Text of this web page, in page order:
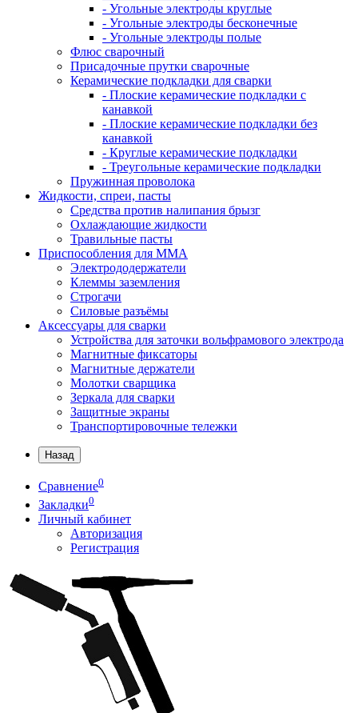
- Угольные электроды круглые
- Угольные электроды бесконечные
- Угольные электроды полые
Флюс сварочный
Присадочные прутки сварочные
Керамические подкладки для сварки
- Плоские керамические подкладки с
канавкой
- Плоские керамические подкладки без
канавкой
- Круглые керамические подкладки
- Треугольные керамические подкладки
Пружинная проволока
Жидкости, спреи, пасты
Средства против налипания брызг
Охлаждающие жидкости
Травильные пасты
Приспособления для ММА
Электрододержатели
Клеммы заземления
Строгачи
Силовые разъёмы
Аксессуары для сварки
Устройства для заточки вольфрамового электрода
Магнитные фиксаторы
Магнитные держатели
Молотки сварщика
Зеркала для сварки
Защитные экраны
Транспортировочные тележки
Назад
Сравнение0
Закладки0
Личный кабинет
Авторизация
Регистрация